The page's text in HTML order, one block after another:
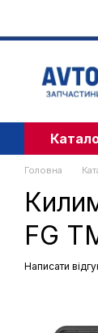
Головна
FG
Написати